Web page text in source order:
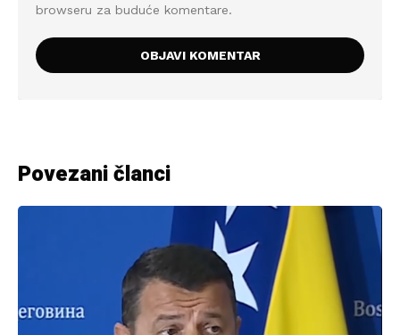
browseru za buduće komentare.
Povezani članci